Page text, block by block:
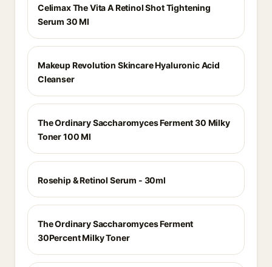
Celimax The Vita A Retinol Shot Tightening
Serum 30 Ml
Makeup Revolution Skincare Hyaluronic Acid
Cleanser
The Ordinary Saccharomyces Ferment 30 Milky
Toner 100 Ml
Rosehip & Retinol Serum - 30ml
The Ordinary Saccharomyces Ferment
30Percent Milky Toner